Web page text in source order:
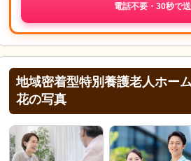
電話不要・30秒で
地域密着型特別養護老人ホー
花の写真